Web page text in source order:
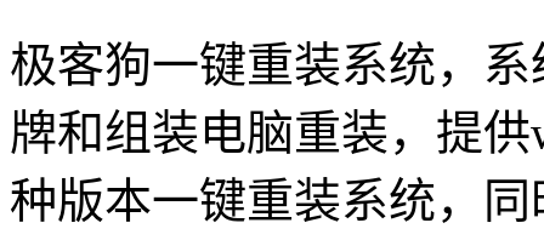
极客狗一键重装系统，
牌和组装电脑重装，提
种版本一键重装系统，